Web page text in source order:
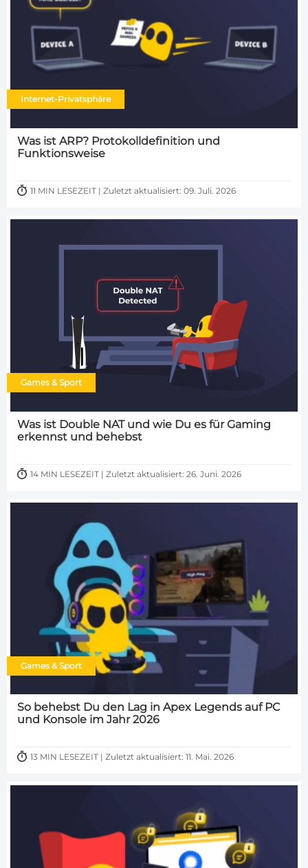
Internet-Privatsphäre
Was ist ARP? Protokolldefinition und
Funktionsweise
11 MIN LESEZEIT | Zuletzt aktualisiert: 09. Juli. 2026
Games & Sport
Was ist Double NAT und wie Du es für Gaming
erkennst und behebst
14 MIN LESEZEIT | Zuletzt aktualisiert: 26. Juni. 2026
Games & Sport
So behebst Du den Lag in Apex Legends auf PC
und Konsole im Jahr 2026
13 MIN LESEZEIT | Zuletzt aktualisiert: 11. Mai. 2026